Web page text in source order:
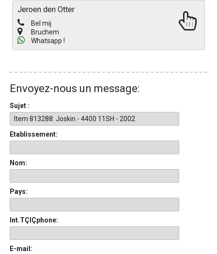
Jeroen den Otter
Bel mij
Bruchem
Whatsapp !
Envoyez-nous un message:
Sujet :
Etablissement:
Nom:
Pays:
Int.TÇlÇphone:
E-mail: